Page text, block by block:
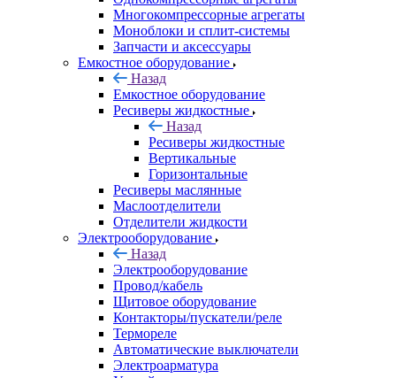
Многокомпрессорные агрегаты
Моноблоки и сплит-системы
Запчасти и аксессуары
Емкостное оборудование
Назад
Емкостное оборудование
Ресиверы жидкостные
Назад
Ресиверы жидкостные
Вертикальные
Горизонтальные
Ресиверы маслянные
Маслоотделители
Отделители жидкости
Электрооборудование
Назад
Электрооборудование
Провод/кабель
Щитовое оборудование
Контакторы/пускатели/реле
Термореле
Автоматические выключатели
Электроарматура